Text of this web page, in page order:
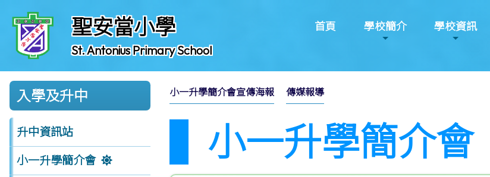
聖安當小學
St. Antonius Primary School
首頁 學校簡介 學校資訊
入學及升中
升中資訊站
小一升學簡介會
小一升學簡介會宣傳海報 傳媒報導
小一升學簡介會